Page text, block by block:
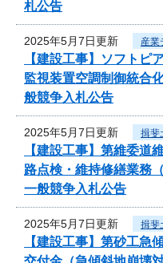
札公告
2025年5月7日更新 産業
【建設工事】ソフトピ
監視装置空調制御統合
般競争入札公告
2025年5月7日更新 揖斐
【建設工事】第維委
路点検・維持修繕業務
一般競争入札公告
2025年5月7日更新 揖斐
【建設工事】第砂工